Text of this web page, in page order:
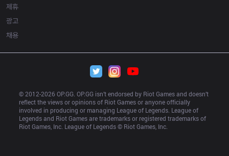
제휴
광고
채용
© 2012-2026 OP.GG. OP.GG isn’t endorsed by Riot Games and doesn’t
reflect the views or opinions of Riot Games or anyone officially
involved in producing or managing League of Legends. League of
Legends and Riot Games are trademarks or registered trademarks of
Riot Games, Inc. League of Legends © Riot Games, Inc.